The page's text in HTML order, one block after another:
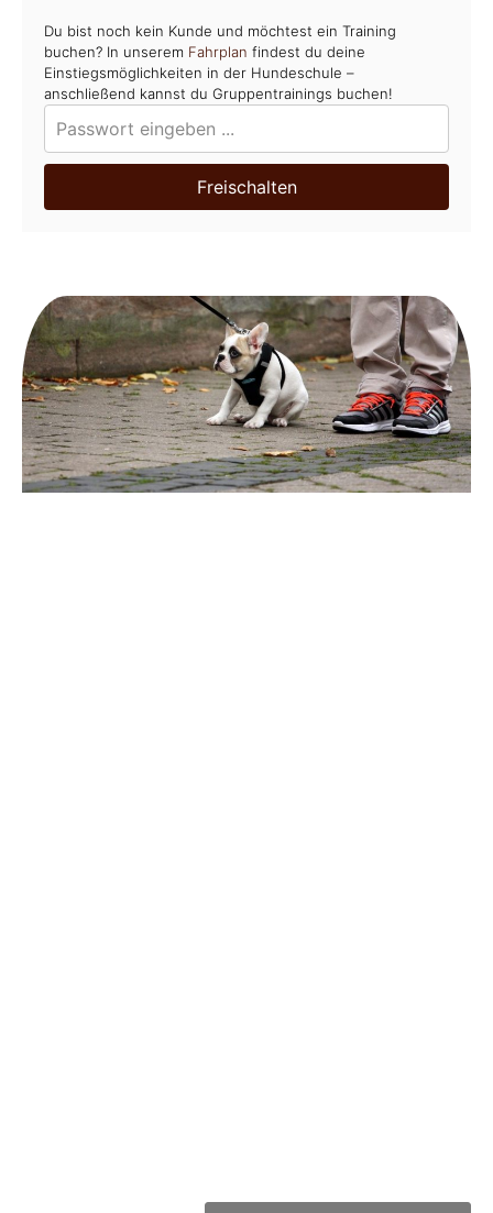
Du bist noch kein Kunde und möchtest ein Training
buchen? In unserem Fahrplan findest du deine
Einstiegsmöglichkeiten in der Hundeschule –
anschließend kannst du Gruppentrainings buchen!
Freischalten